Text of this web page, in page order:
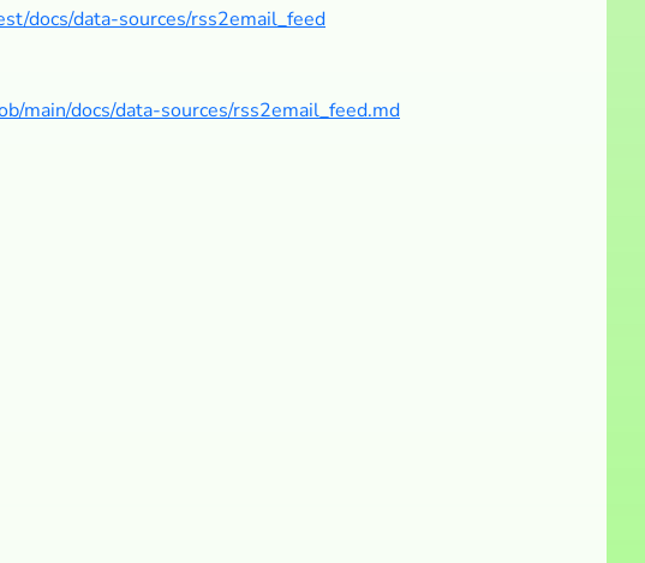
docs/data-sources/rss2email_feed
main/docs/data-sources/rss2email_feed.md